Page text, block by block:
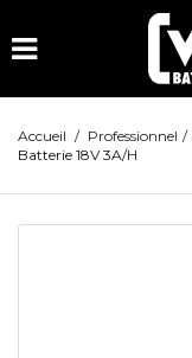
Accueil / Professionnel /
Batterie 18V 3A/H